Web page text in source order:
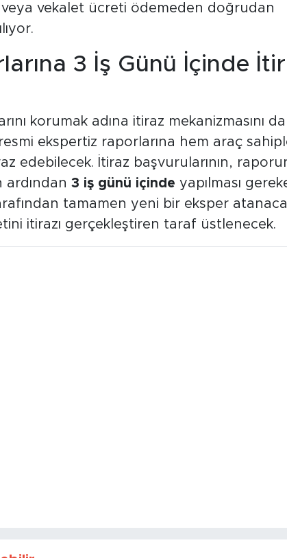
vekalet ücreti ödemeden doğrudan
3 İş Günü İçinde
korumak adına itiraz mekanizmasını da
ekspertiz raporlarına hem araç
edebilecek. İtiraz başvurularının,
ardından 3 iş günü içinde yapılması
tamamen yeni bir eksper
itirazı gerçekleştiren taraf üstlenecek.